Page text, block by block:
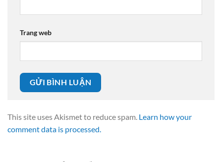
Trang web
This site uses Akismet to reduce spam. Learn how your
comment data is processed.